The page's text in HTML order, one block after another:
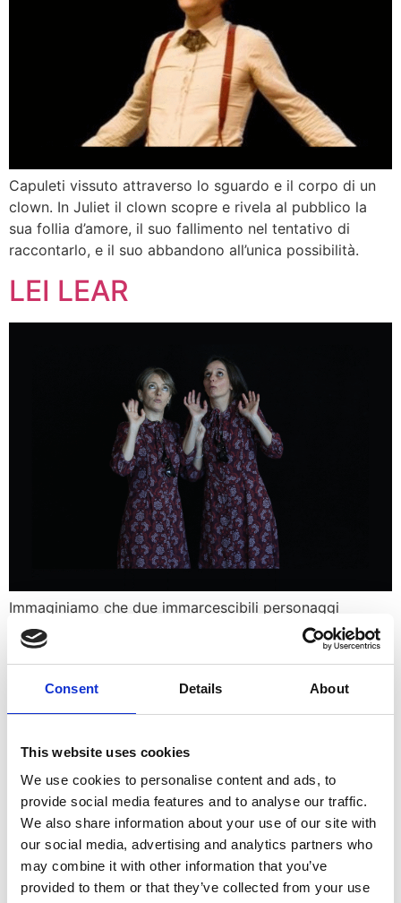
Consent Details About
This website uses cookies
We use cookies to personalise content and ads, to
provide social media features and to analyse our traffic.
We also share information about your use of our site with
our social media, advertising and analytics partners who
may combine it with other information that you’ve
provided to them or that they’ve collected from your use
Capuleti vissuto attraverso lo sguardo e il corpo di un
clown. In Juliet il clown scopre e rivela al pubblico la
sua follia d’amore, il suo fallimento nel tentativo di
raccontarlo, e il suo abbandono all’unica possibilità.
LEI LEAR
Immaginiamo che due immarcescibili personaggi
shakespeariani fossero condotti, dalla mano di due
creatrici contemporanee senza scrupoli, al desolato
WooW!